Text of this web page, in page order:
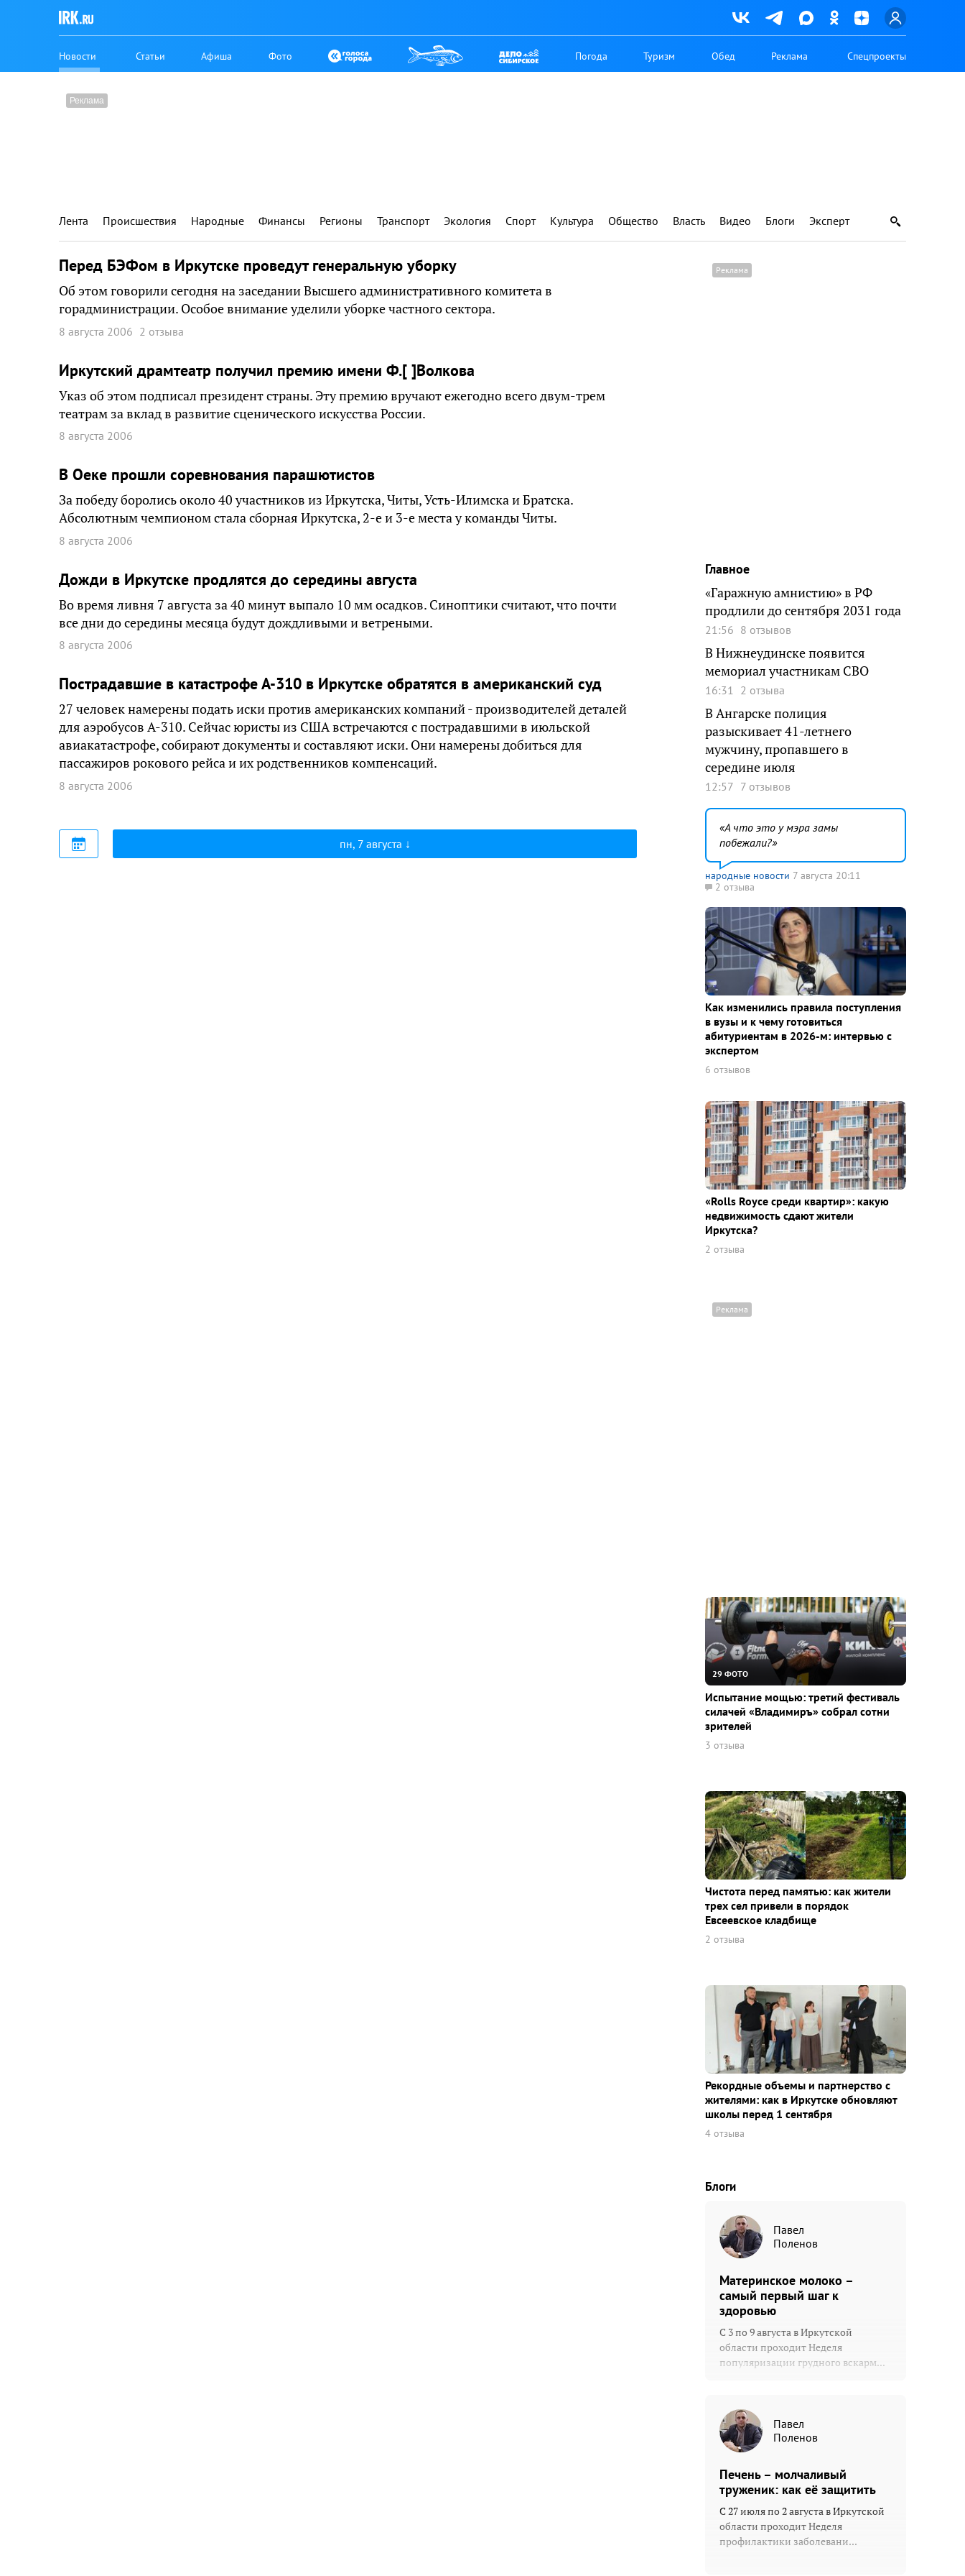
Новости Статьи Афиша Фото Погода Туризм Обед Реклама Спецпроекты
Лента Происшествия Народные Финансы Регионы Транспорт Экология Спорт Культура Общество Власть Видео Блоги Эксперт
Перед БЭФом в Иркутске проведут генеральную уборку
Об этом говорили сегодня на заседании Высшего административного комитета в
горадминистрации. Особое внимание уделили уборке частного сектора.
8 августа 2006 2 отзыва
Иркутский драмтеатр получил премию имени Ф.[ ]Волкова
Указ об этом подписал президент страны. Эту премию вручают ежегодно всего двум-трем
театрам за вклад в развитие сценического искусства России.
8 августа 2006
В Оеке прошли соревнования парашютистов
За победу боролись около 40 участников из Иркутска, Читы, Усть-Илимска и Братска.
Абсолютным чемпионом стала сборная Иркутска, 2-е и 3-е места у команды Читы.
8 августа 2006
Дожди в Иркутске продлятся до середины августа
Во время ливня 7 августа за 40 минут выпало 10 мм осадков. Синоптики считают, что почти
все дни до середины месяца будут дождливыми и ветреными.
8 августа 2006
Пострадавшие в катастрофе А-310 в Иркутске обратятся в американский суд
27 человек намерены подать иски против американских компаний - производителей деталей
для аэробусов А-310. Сейчас юристы из США встречаются с пострадавшими в июльской
авиакатастрофе, собирают документы и составляют иски. Они намерены добиться для
пассажиров рокового рейса и их родственников компенсаций.
8 августа 2006
пн, 7 августа
Главное
«Гаражную амнистию» в РФ
продлили до сентября 2031 года
21:56 8 отзывов
В Нижнеудинске появится
мемориал участникам СВО
16:31 2 отзыва
В Ангарске полиция
разыскивает 41-летнего
мужчину, пропавшего в
середине июля
12:57 7 отзывов
А что это у мэра замы
побежали?
народные новости 7 августа 20:11
2 отзыва
Как изменились правила поступления
в вузы и к чему готовиться
абитуриентам в 2026-м: интервью с
экспертом
6 отзывов
«Rolls Royce среди квaртир»: какую
недвижимость сдают жители
Иркутска?
2 отзыва
29 ФОТО
Испытание мощью: третий фестиваль
силачей «Владимиръ» собрал сотни
зрителей
3 отзыва
Чистота перед памятью: как жители
трех сел привели в порядок
Евсеевское кладбище
2 отзыва
Рекордные объемы и партнерство с
жителями: как в Иркутске обновляют
школы перед 1 сентября
4 отзыва
Блоги
Павел
Поленов
Материнское молоко –
самый первый шаг к
здоровью
С 3 по 9 августа в Иркутской
области проходит Неделя
популяризации грудного вскарм...
Павел
Поленов
Печень – молчаливый
труженик: как её защитить
С 27 июля по 2 августа в Иркутской
области проходит Неделя
профилактики заболевани...